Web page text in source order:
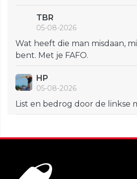
TBR
05-08-2026
Wat heeft die man misdaan,
bent. Met je FAFO.
HP
05-08-2026
List en bedrog door de linkse